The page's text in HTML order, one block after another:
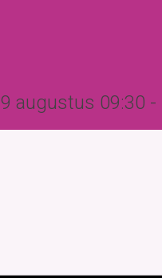
9 augustus 09:30 -